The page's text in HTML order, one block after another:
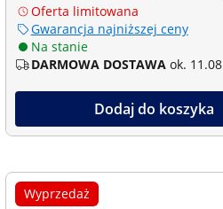
Oferta limitowana
Gwarancja najniższej ceny
Na stanie
DARMOWA DOSTAWA ok. 11.08
Dodaj do koszyka
Wyprzedaż